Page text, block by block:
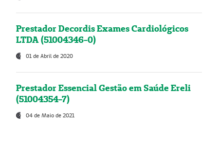
Prestador Decordis Exames Cardiológicos
LTDA (51004346-0)
01 de Abril de 2020
Prestador Essencial Gestão em Saúde Ereli
(51004354-7)
04 de Maio de 2021